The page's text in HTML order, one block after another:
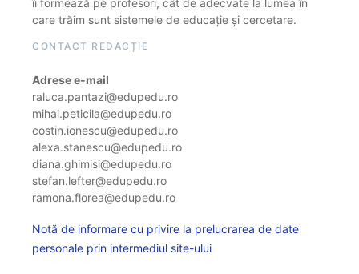
îi formează pe profesori, cât de adecvate la lumea în
care trăim sunt sistemele de educație și cercetare.
CONTACT REDACȚIE
Adrese e-mail
raluca.pantazi@edupedu.ro
mihai.peticila@edupedu.ro
costin.ionescu@edupedu.ro
alexa.stanescu@edupedu.ro
diana.ghimisi@edupedu.ro
stefan.lefter@edupedu.ro
ramona.florea@edupedu.ro
Notă de informare cu privire la prelucrarea de date
personale prin intermediul site-ului